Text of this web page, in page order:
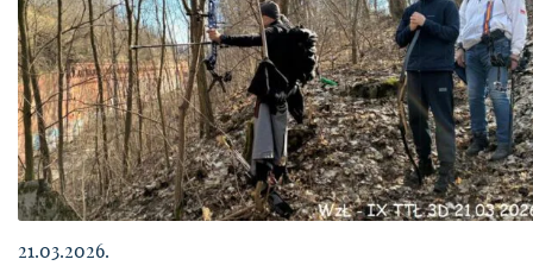
21.03.2026.